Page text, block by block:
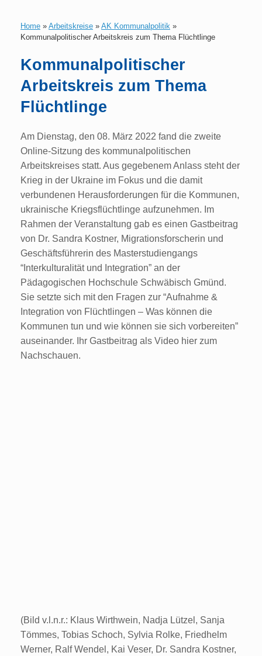
springenHome » Arbeitskreise » AK Kommunalpolitik »
Kommunalpolitischer Arbeitskreis zum Thema Flüchtlinge
Kommunalpolitischer
Arbeitskreis zum Thema
Flüchtlinge
Am Dienstag, den 08. März 2022 fand die zweite
Online-Sitzung des kommunalpolitischen
Arbeitskreises statt. Aus gegebenem Anlass steht der
Krieg in der Ukraine im Fokus und die damit
verbundenen Herausforderungen für die Kommunen,
ukrainische Kriegsflüchtlinge aufzunehmen. Im
Rahmen der Veranstaltung gab es einen Gastbeitrag
von Dr. Sandra Kostner, Migrationsforscherin und
Geschäftsführerin des Masterstudiengangs
“Interkulturalität und Integration” an der
Pädagogischen Hochschule Schwäbisch Gmünd.
Sie setzte sich mit den Fragen zur “Aufnahme &
Integration von Flüchtlingen – Was können die
Kommunen tun und wie können sie sich vorbereiten”
auseinander. Ihr Gastbeitrag als Video hier zum
Nachschauen.
(Bild v.l.n.r.: Klaus Wirthwein, Nadja Lützel, Sanja
Tömmes, Tobias Schoch, Sylvia Rolke, Friedhelm
Werner, Ralf Wendel, Kai Veser, Dr. Sandra Kostner,